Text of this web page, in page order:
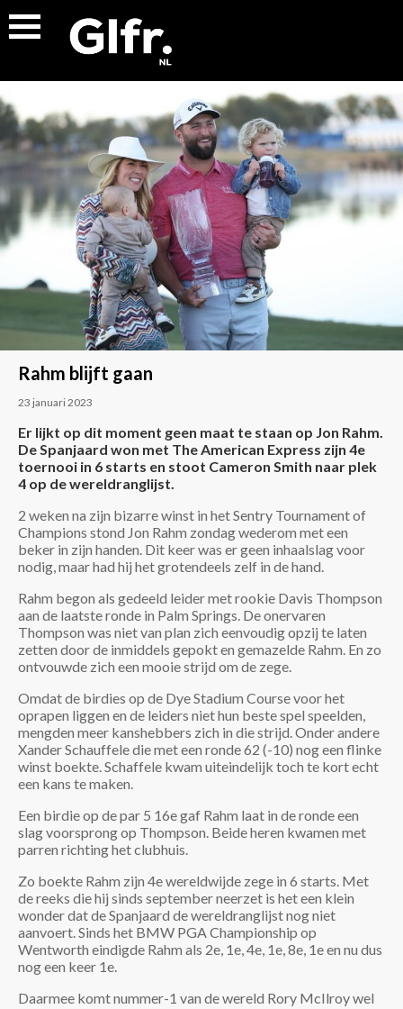
Rahm blijft gaan
23 januari 2023
Er lijkt op dit moment geen maat te staan op Jon Rahm.
De Spanjaard won met The American Express zijn 4e
toernooi in 6 starts en stoot Cameron Smith naar plek
4 op de wereldranglijst.
2 weken na zijn bizarre winst in het Sentry Tournament of
Champions stond Jon Rahm zondag wederom met een
beker in zijn handen. Dit keer was er geen inhaalslag voor
nodig, maar had hij het grotendeels zelf in de hand.
Rahm begon als gedeeld leider met rookie Davis Thompson
aan de laatste ronde in Palm Springs. De onervaren
Thompson was niet van plan zich eenvoudig opzij te laten
zetten door de inmiddels gepokt en gemazelde Rahm. En zo
ontvouwde zich een mooie strijd om de zege.
Omdat de birdies op de Dye Stadium Course voor het
oprapen liggen en de leiders niet hun beste spel speelden,
mengden meer kanshebbers zich in die strijd. Onder andere
Xander Schauffele die met een ronde 62 (-10) nog een flinke
winst boekte. Schaffele kwam uiteindelijk toch te kort echt
een kans te maken.
Een birdie op de par 5 16e gaf Rahm laat in de ronde een
slag voorsprong op Thompson. Beide heren kwamen met
parren richting het clubhuis.
Zo boekte Rahm zijn 4e wereldwijde zege in 6 starts. Met
de reeks die hij sinds september neerzet is het een klein
wonder dat de Spanjaard de wereldranglijst nog niet
aanvoert. Sinds het BMW PGA Championship op
Wentworth eindigde Rahm als 2e, 1e, 4e, 1e, 8e, 1e en nu dus
nog een keer 1e.
Daarmee komt nummer-1 van de wereld Rory McIlroy wel